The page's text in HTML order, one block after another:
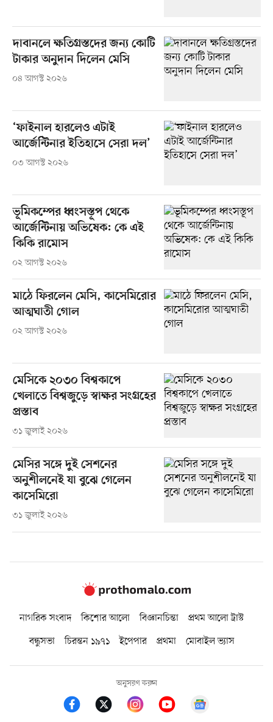
দাবানলে ক্ষতিগ্রস্তদের জন্য কোটি
টাকার অনুদান দিলেন মেসি
০৪ আগস্ট ২০২৬
‘ফাইনাল হারলেও এটাই
আর্জেন্টিনার ইতিহাসে সেরা দল’
০৩ আগস্ট ২০২৬
ভূমিকম্পের ধ্বংসস্তূপ থেকে
আর্জেন্টিনায় অভিষেক: কে এই
কিকি রামোস
০২ আগস্ট ২০২৬
মাঠে ফিরলেন মেসি, কাসেমিরোর
আত্মঘাতী গোল
০২ আগস্ট ২০২৬
মেসিকে ২০৩০ বিশ্বকাপে
খেলাতে বিশ্বজুড়ে স্বাক্ষর সংগ্রহের
প্রস্তাব
৩১ জুলাই ২০২৬
মেসির সঙ্গে দুই সেশনের
অনুশীলনেই যা বুঝে গেলেন
কাসেমিরো
৩১ জুলাই ২০২৬
নাগরিক সংবাদ কিশোর আলো বিজ্ঞানচিন্তা
প্রথম আলো ট্রাস্ট
বন্ধুসভা
চিরন্তন ১৯৭১ ইপেপার প্রথমা মোবাইল ভ্যাস
অনুসরণ করুন